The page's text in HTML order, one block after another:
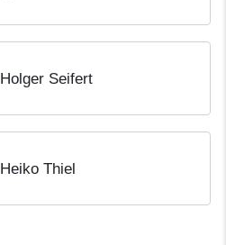
Holger Seifert
Heiko Thiel